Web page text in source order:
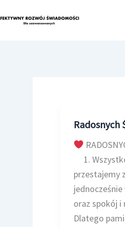
Radosnych
1.
przestajemy
oraz spokój i
Dlatego